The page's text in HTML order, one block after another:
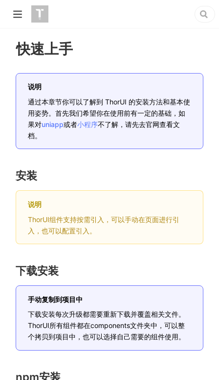
快速上手
说明
通过本章节你可以了解到 ThorUI 的安装方法和基本使
用姿势。首先我们希望你在使用前有一定的基础，如
果对uniapp(opens new window)
或者小程序(opens new window)
不了解，请先去官网查看文
档。
安装
说明
ThorUI组件支持按需引入，可以手动在页面进行引
入，也可以配置引入。
下载安装
手动复制到项目中
下载安装每次升级都需要重新下载并覆盖相关文件。
ThorUI所有组件都在components文件夹中，可以整
个拷贝到项目中，也可以选择自己需要的组件使用。
npm安装